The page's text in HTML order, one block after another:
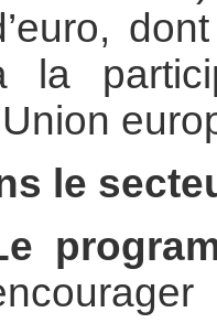
la
le